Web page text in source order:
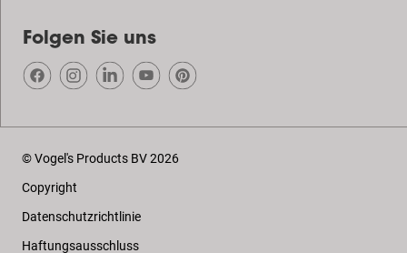
Folgen Sie uns
© Vogel's Products BV2026
Copyright
Datenschutzrichtlinie
Haftungsausschluss